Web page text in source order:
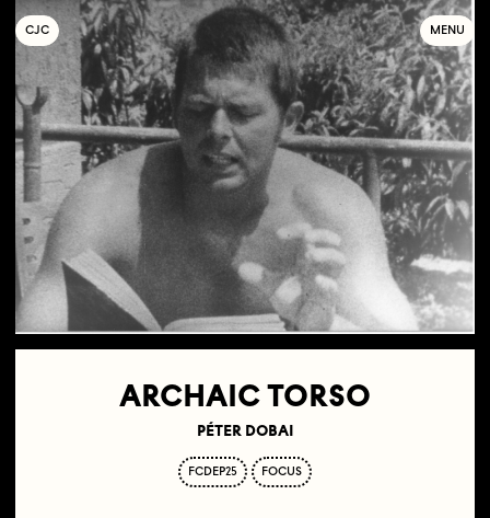
COLLECTIF
JEUNE
C INÉMA MENU
ARCHAIC TORSO
PÉTER DOBAI
FCDEP25 FOCUS